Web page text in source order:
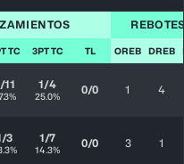
TC 3PT TC TL OREB DREB
11 1/4
25.0% 0/0 1 4
3 1/7
14.3% 0/0 3 1